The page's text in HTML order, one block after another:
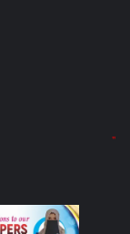
"